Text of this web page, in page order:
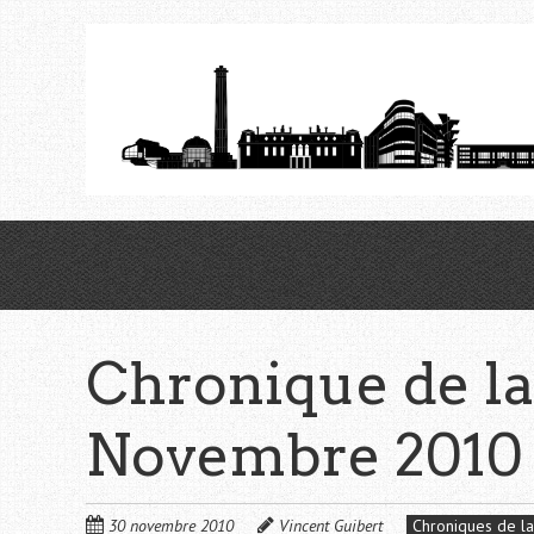
principal
Chronique de
Novembre 2010
30 novembre 2010 Vincent Guibert Chroniques de